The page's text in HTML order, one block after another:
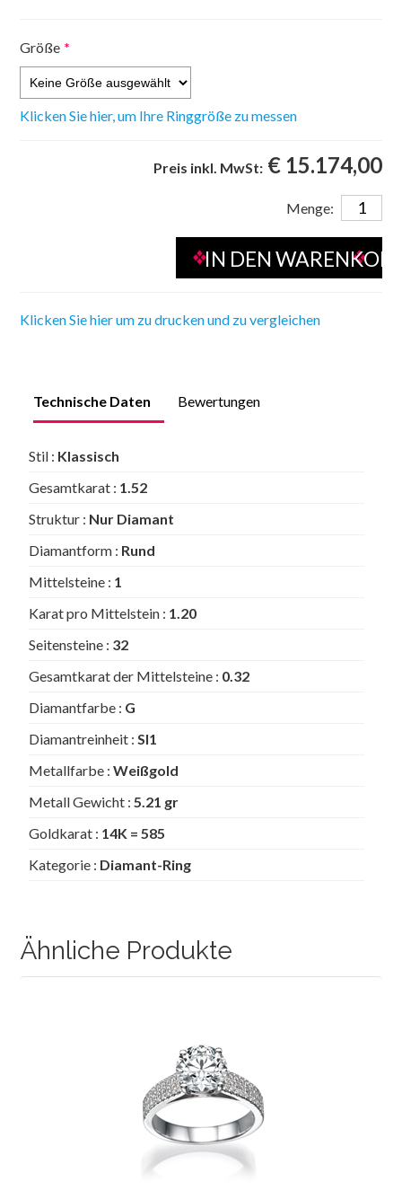
Größe *
Klicken Sie hier, um Ihre Ringgröße zu messen
Preis inkl. MwSt: € 15.174,00
Menge:
Klicken Sie hier um zu drucken und zu vergleichen
Technische Daten Bewertungen
Stil : Klassisch
Gesamtkarat : 1.52
Struktur : Nur Diamant
Diamantform : Rund
Mittelsteine : 1
Karat pro Mittelstein : 1.20
Seitensteine : 32
Gesamtkarat der Mittelsteine : 0.32
Diamantfarbe : G
Diamantreinheit :SI1
Metallfarbe :Weißgold
Metall Gewicht :5.21 gr
Goldkarat : 14K = 585
Kategorie : Diamant-Ring
Ähnliche Produkte